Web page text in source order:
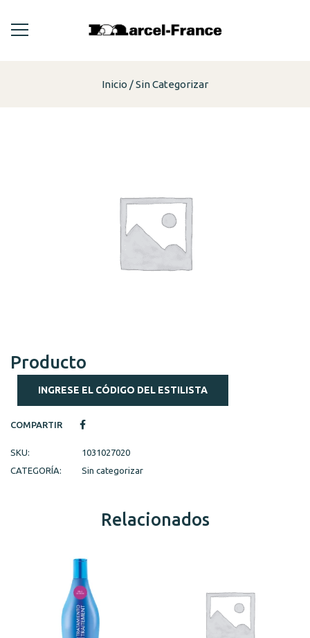
Inicio Sin Categorizar
Producto
INGRESE EL CÓDIGO DEL ESTILISTA
COMPARTIR
SKU:
1031027020
CATEGORÍA:
Sin categorizar
Relacionados